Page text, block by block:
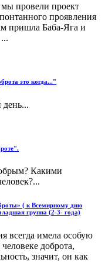
провели проект
проявления
пришла Баба-Яга и
это когда..."
день...
Какими
( к Всемирному дню
группа (2-3- года)
всегда имела особую
доброта,
значит, он как